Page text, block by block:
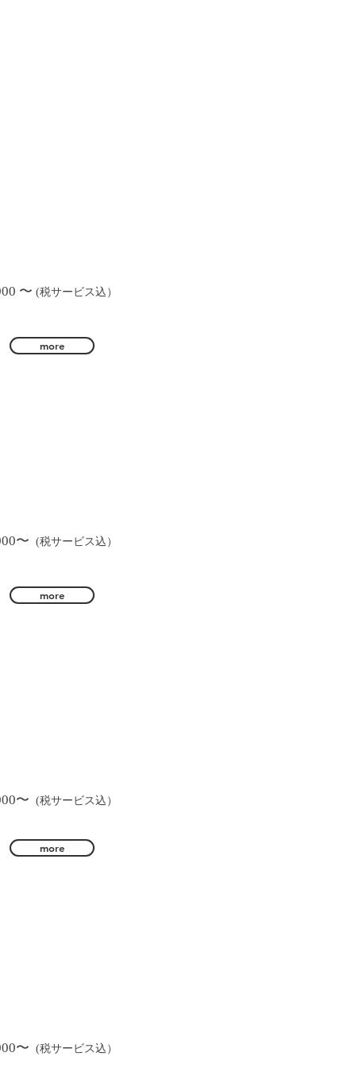
〜 (税サービス込）
more
〜 (税サービス込）
more
〜 (税サービス込）
more
〜 (税サービス込）